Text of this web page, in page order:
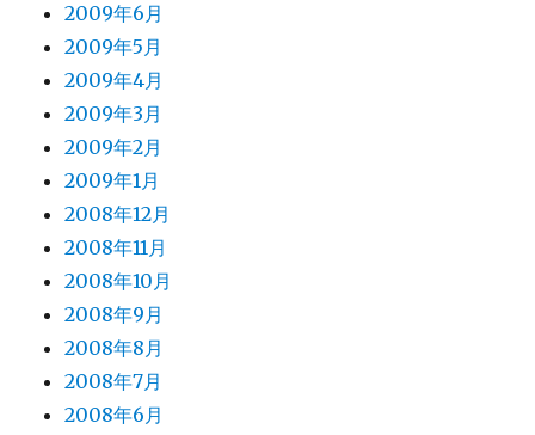
2009年6月
2009年5月
2009年4月
2009年3月
2009年2月
2009年1月
2008年12月
2008年11月
2008年10月
2008年9月
2008年8月
2008年7月
2008年6月